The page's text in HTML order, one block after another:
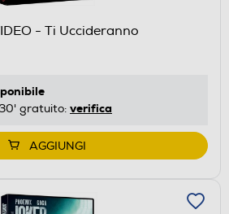
- Ti Uccideranno
gratuito: verifica
AGGIUNGI